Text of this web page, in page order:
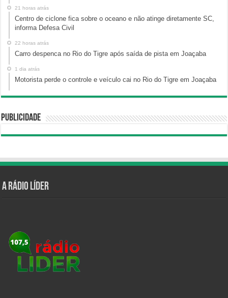
21 horas atrás
Centro de ciclone fica sobre o oceano e não atinge diretamente SC,
informa Defesa Civil
22 horas atrás
Carro despenca no Rio do Tigre após saída de pista em Joaçaba
1 dia atrás
Motorista perde o controle e veículo cai no Rio do Tigre em Joaçaba
Publicidade
A Rádio Líder